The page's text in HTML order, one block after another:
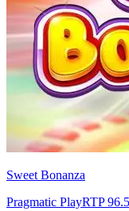
Sweet Bonanza
Pragmatic PlayRTP